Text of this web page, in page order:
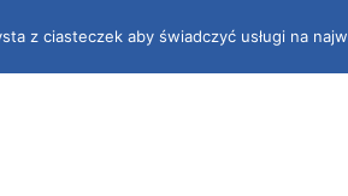
z ciasteczek aby świadczyć usługi na